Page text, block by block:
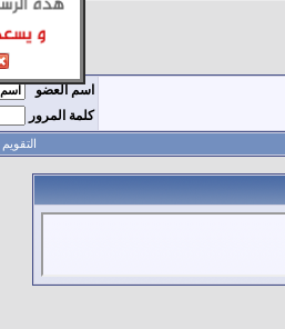
اسم العضو
كلمة المرور
التقويم